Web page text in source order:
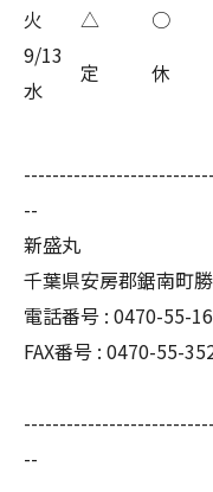
火
△
○
9/13
水
定 休
--
新盛丸
千葉県安房郡鋸南町
電話番号 : 0470-55-
FAX番号 : 0470-55-
--